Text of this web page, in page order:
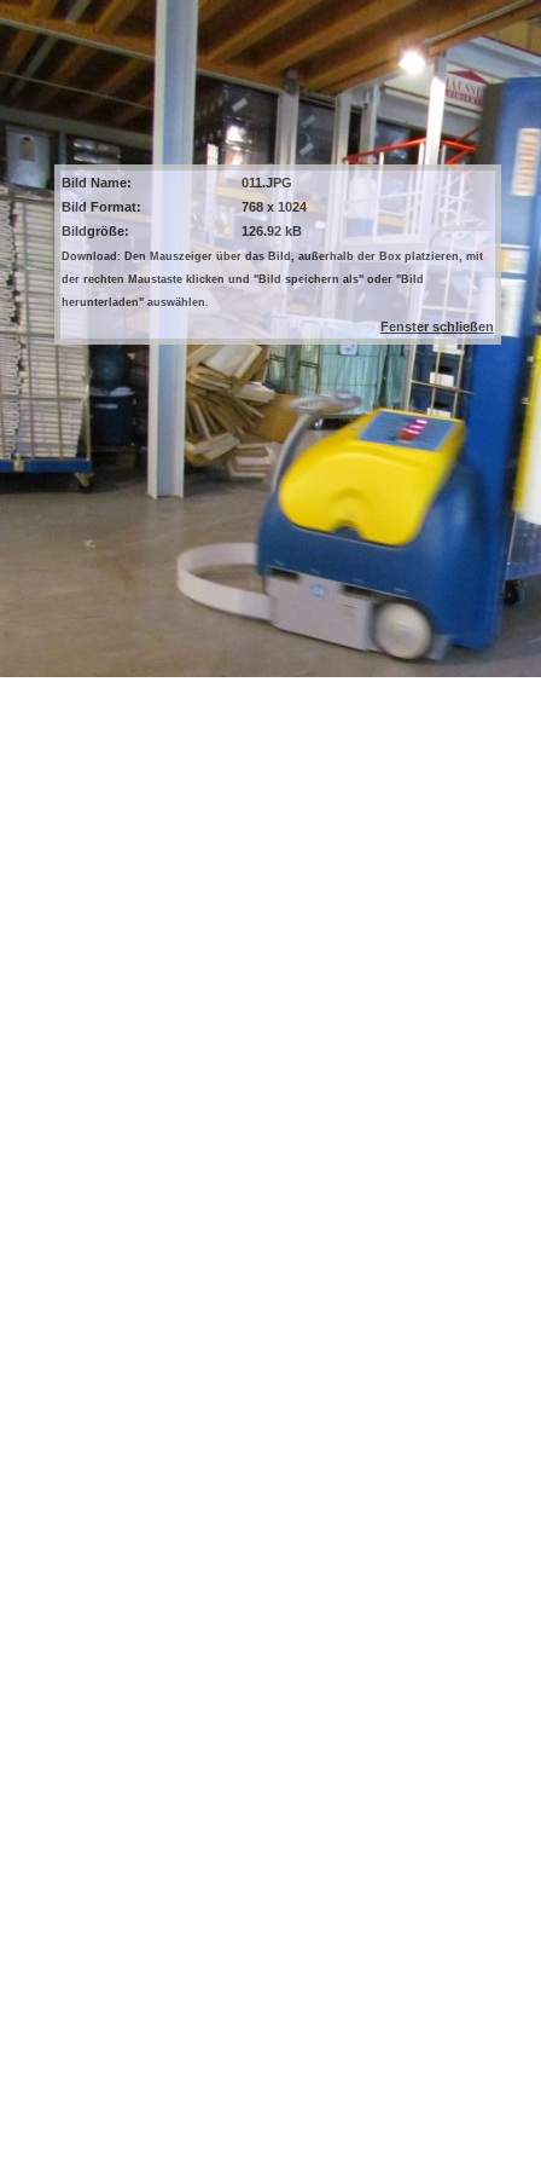
Bild Name:
011.JPG
Bild Format:
768 x 1024
Bildgröße:
126.92 kB
Download: Den Mauszeiger über das Bild, außerhalb der Box platzieren, mit
der rechten Maustaste klicken und "Bild speichern als" oder "Bild
herunterladen" auswählen.
Fenster schließen